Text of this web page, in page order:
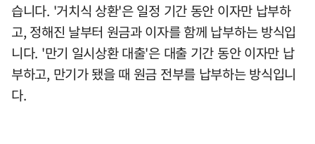
습니다. '거치식 상환'은 일정 기간 동안 이자만 납부하
고, 정해진 날부터 원금과 이자를 함께 납부하는 방식입
니다. '만기 일시상환 대출'은 대출 기간 동안 이자만 납
부하고, 만기가 됐을 때 원금 전부를 납부하는 방식입니
다.